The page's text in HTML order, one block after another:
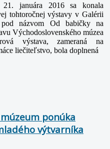
januára 2016 sa konala
tohtoročnej výstavy v Galérii
názvom Od babičky na
Východoslovenského múzea
výstava, zameraná na
liečiteľstvo, bola doplnená
ponúka
výtvarníka